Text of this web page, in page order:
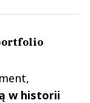
w historii